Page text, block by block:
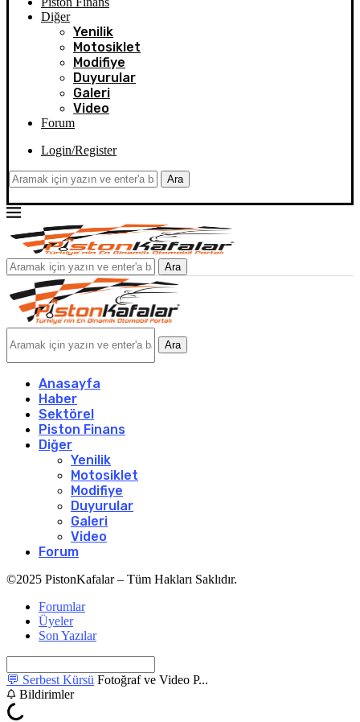
Diğer
Yenilik
Motosiklet
Modifiye
Duyurular
Galeri
Video
Forum
Login/Register
Ara
Ara
Ara
Anasayfa
Haber
Sektörel
Piston Finans
Diğer
Yenilik
Motosiklet
Modifiye
Duyurular
Galeri
Video
Forum
©2025 PistonKafalar – Tüm Hakları Saklıdır.
Forumlar
Üyeler
Son Yazılar
💬 Serbest Kürsü Fotoğraf ve Video P...
Bildirimler